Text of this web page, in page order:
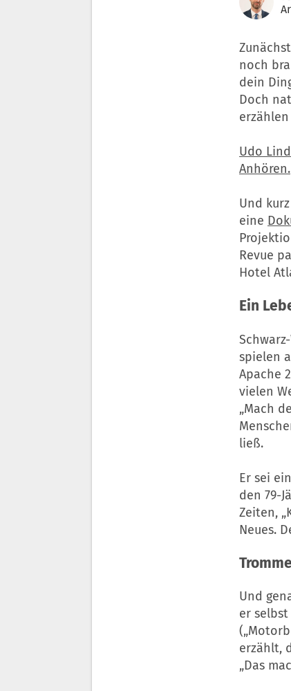
noch
dein
Doch
Udo
Anhören.
Und
eine
Revue
Hotel
Ein
spielen
Apache
vielen
„Mach
ließ.
Er sei
den 79-
Zeiten,
Neues.
Und
er
erzählt,
„Das